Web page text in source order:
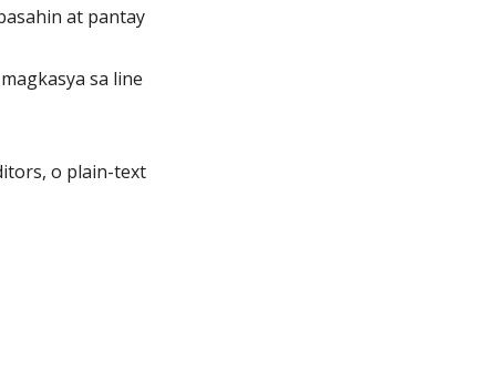
at pantay
sa line
o plain-text